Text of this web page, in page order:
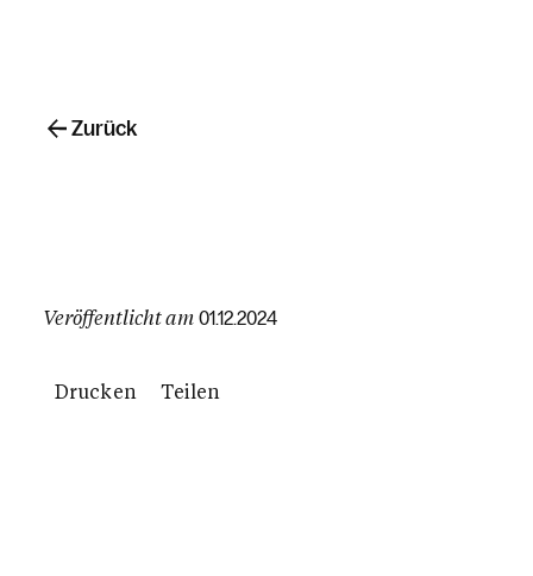
Veröffentlicht am 01.12.2024
Drucken Teilen
Zurück